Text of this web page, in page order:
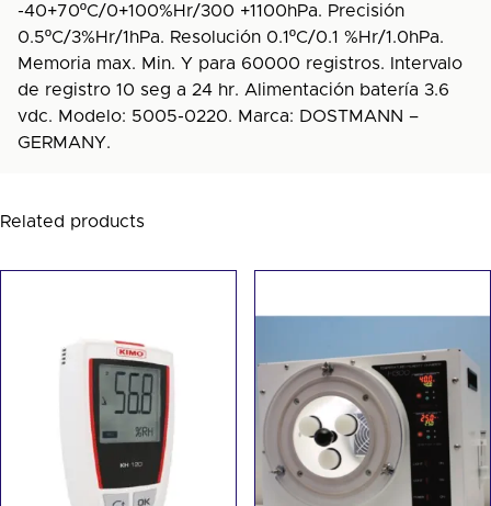
-40+70ºC/0+100%Hr/300 +1100hPa. Precisión
0.5ºC/3%Hr/1hPa. Resolución 0.1ºC/0.1 %Hr/1.0hPa.
Memoria max. Min. Y para 60000 registros. Intervalo
de registro 10 seg a 24 hr. Alimentación batería 3.6
vdc. Modelo: 5005-0220. Marca: DOSTMANN –
GERMANY.
Related products